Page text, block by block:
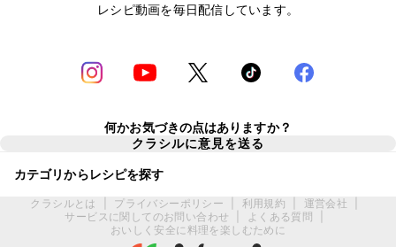
レシピ動画を毎日配信しています。
何かお気づきの点はありますか？
クラシルに意見を送る
カテゴリからレシピを探す
クラシルとは プライバシーポリシー 利用規約 運営会社
サービスに関してのお問い合わせ
よくある質問
おいしく安全に料理を楽しむために